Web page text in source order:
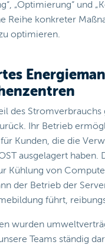
„Optimierung“ und
Reihe konkreter
optimieren.
des Stromverbrauchs
Ihr Betrieb
Kunden, die die
ausgelagert haben.
Kühlung von
der Betrieb der
führt,
wurden
Teams ständig